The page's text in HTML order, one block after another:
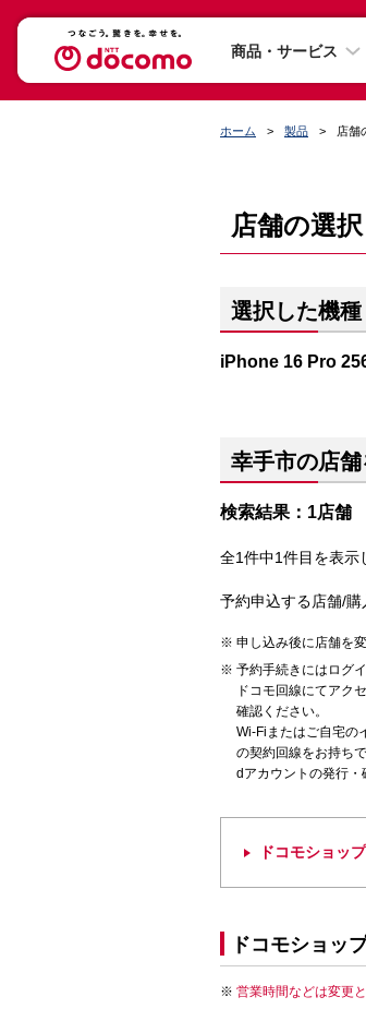
商品・サービス
ホーム 製品 店舗
店舗の選択
選択した機
iPhone 16 Pro
幸手市の店
検索結果：1店舗
全1件中1件目を表示
予約申込する店舗/購
申し込み後に店舗を
予約手続きにはログ
ドコモ回線にてアク
確認ください。
Wi-Fiまたはご自宅の
の契約回線をお持ち
dアカウントの発行・
ドコモショッ
ドコモショッ
営業時間などは変更